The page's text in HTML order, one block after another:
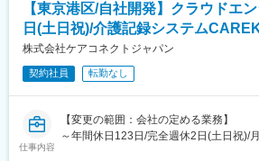
■入社後の流れ：
有資格者が前提ですので即戦力を期待し
業務フローや社内システム、事務手続き
社内規程や取引先ごとの対応方法など、
ィスで丁寧に教えます。
保険約款や現地確認方法、レポート作
修・勉強会も用意しており、鑑定人とし
ます。
【東京港区/自社開発】クラウドエ
日(土日祝)/介護記録システム
株式会社ケアコネクトジャパン
契約社員 転勤なし
仕事内容
【変更の範囲：会社の定める業務】
～年間休日123日/完全週休2日(土日祝)/